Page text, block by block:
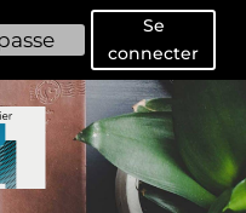
Se
connecter